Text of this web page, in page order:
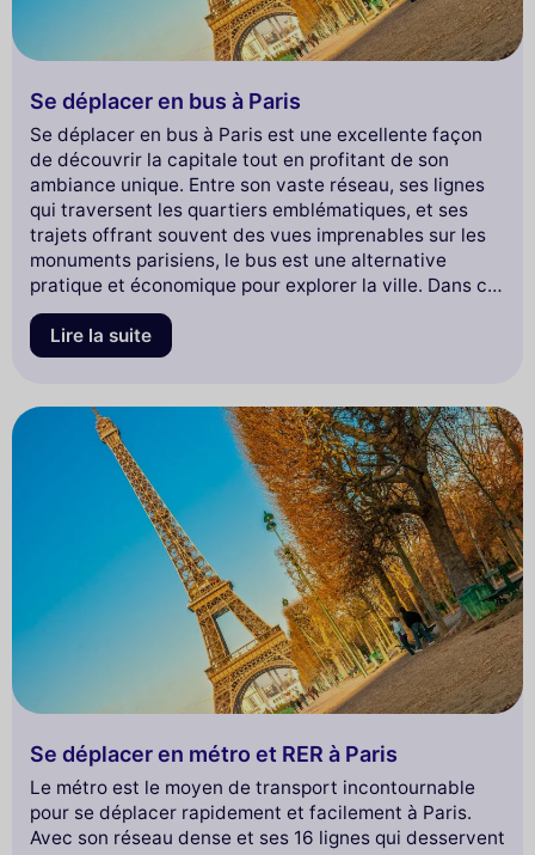
Se déplacer en bus à Paris
Se déplacer en bus à Paris est une excellente façon
de découvrir la capitale tout en profitant de son
ambiance unique. Entre son vaste réseau, ses lignes
qui traversent les quartiers emblématiques, et ses
trajets offrant souvent des vues imprenables sur les
monuments parisiens, le bus est une alternative
pratique et économique pour explorer la ville. Dans cet
article, nous vous guidons à travers tout ce qu’il faut
savoir pour voyager en bus à Paris : comment
comprendre le réseau, choisir vos itinéraires, et
Lire la suite
Se déplacer en métro et RER à Paris
Le métro est le moyen de transport incontournable
pour se déplacer rapidement et facilement à Paris.
Avec son réseau dense et ses 16 lignes qui desservent